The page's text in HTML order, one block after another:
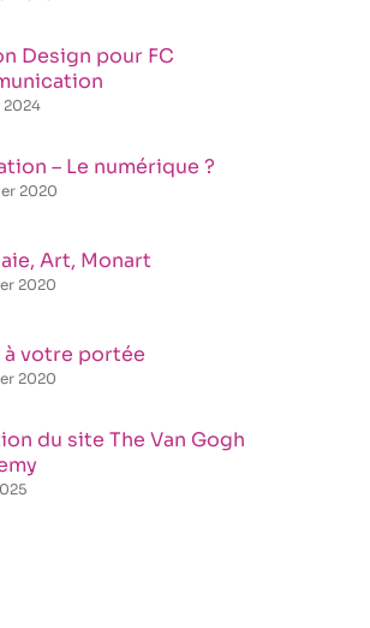
Design pour FC
2024
– Le numérique ?
2020
Art, Monart
2020
à votre portée
2020
du site The Van Gogh